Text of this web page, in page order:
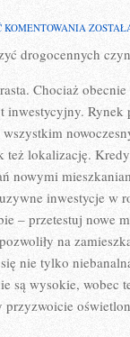
KOMENTOWANIA
SPRAWA
drogocennych
Chociaż
Rynek
też lokalizację.
nowymi
inwestycje w
– przetestuj nowe
na
nie tylko
są wysokie, wobec
przyzwoicie